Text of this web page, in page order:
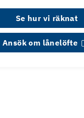
Se hur vi räknat
Ansök om lånelöfte